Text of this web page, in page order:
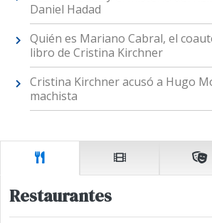
Daniel Hadad
Quién es Mariano Cabral, el
libro de Cristina Kirchner
Cristina Kirchner acusó a Hugo
machista
Restaurantes